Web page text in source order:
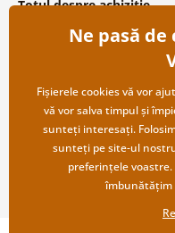
Totul despre achiziție
Condiții și termeni generali
Protecția datelor personale
Transport și modalități de
Returnare
Ne pasă
Fișierele cookies vă vor
vă vor salva timpul și
sunteți interesați.
sunteți pe site-ul
preferințele voastre.
îmbunătățim